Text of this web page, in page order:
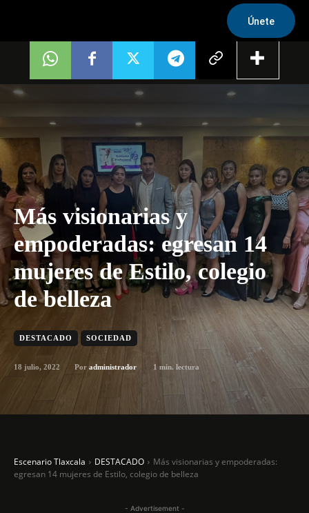
Únete
Más visionarias y
empoderadas: egresan 14
mujeres de Estilo, colegio
de belleza
DESTACADO SOCIEDAD
18 julio, 2022 Por administrador 1 min. lectura
Escenario Tlaxcala DESTACADO
Más visionarias y empoderadas:
egresan 14 mujeres de Estilo, colegio de belleza
- Advertisement -